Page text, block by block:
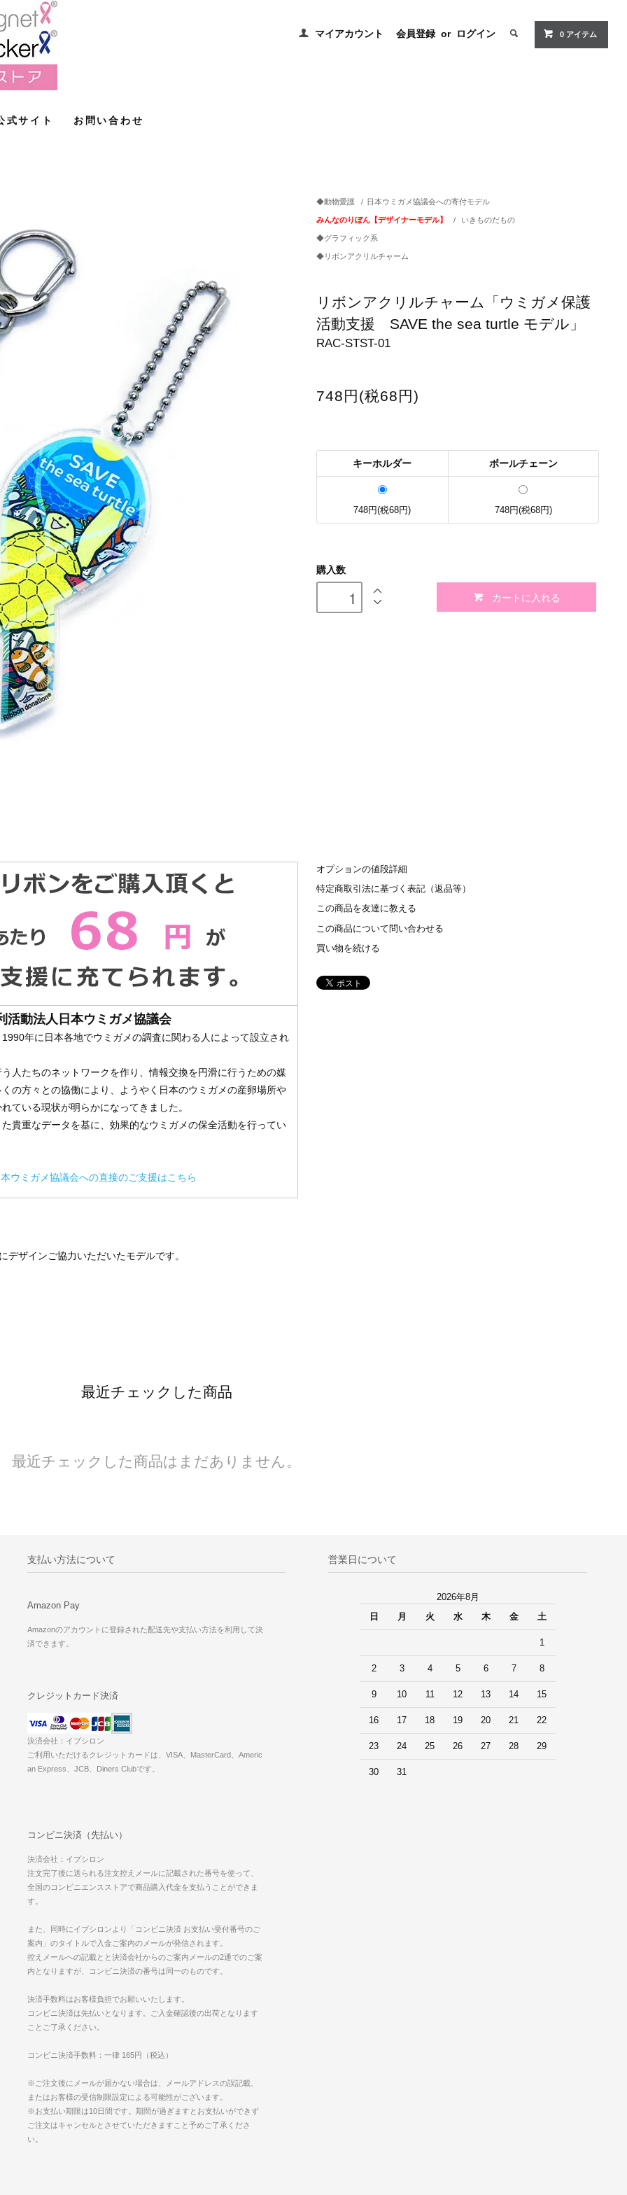
マイアカウント 会員登録 or ログイン 0 アイテム
式サイト お問い合わせ
◆動物愛護 / 日本ウミガメ協議会への寄付モデル
みんなのりぼん【デザイナーモデル】 / いきものだもの
◆グラフィック系
◆リボンアクリルチャーム
リボンアクリルチャーム「ウミガメ保護
活動支援 SAVE the sea turtle モデル」
RAC-STST-01
748円(税68円)
キーホルダー ボールチェーン
748円(税68円) 748円(税68円)
購入数
カートに入れる
活動法人日本ウミガメ協議会
年に日本各地でウミガメの調査に関わる人によって設立され
人たちのネットワークを作り、情報交換を円滑に行うための媒
の方々との協働により、ようやく日本のウミガメの産卵場所や
ている現状が明らかになってきました。
貴重なデータを基に、効果的なウミガメの保全活動を行ってい
ウミガメ協議会への直接のご支援はこちら
ザインご協力いただいたモデルです。
オプションの値段詳細
特定商取引法に基づく表記（返品等）
この商品を友達に教える
この商品について問い合わせる
買い物を続ける
最近チェックした商品
最近チェックした商品はまだありません。
支払い方法について
Amazon Pay
Amazonのアカウントに登録された配送先や支払い方法を利用して決
済できます。
クレジットカード決済
決済会社：イプシロン
ご利用いただけるクレジットカードは、VISA、MasterCard、Americ
an Express、JCB、Diners Clubです。
コンビニ決済（先払い）
決済会社：イプシロン
注文完了後に送られる注文控えメールに記載された番号を使って、
全国のコンビニエンスストアで商品購入代金を支払うことができま
す。
また、同時にイプシロンより「コンビニ決済 お支払い受付番号のご
案内」のタイトルで入金ご案内のメールが発信されます。
控えメールへの記載とと決済会社からのご案内メールの2通でのご案
内となりますが、コンビニ決済の番号は同一のものです。
決済手数料はお客様負担でお願いいたします。
コンビニ決済は先払いとなります。ご入金確認後の出荷となります
ことご了承ください。
コンビニ決済手数料：一律 165円（税込）
※ご注文後にメールが届かない場合は、メールアドレスの誤記載、
またはお客様の受信制限設定による可能性がございます。
※お支払い期限は10日間です。期間が過ぎますとお支払いができず
ご注文はキャンセルとさせていただきますこと予めご了承くださ
い。
営業日について
2026年8月
日
月 火 水 木 金 土
1
2 3 4 5 6 7 8
9 10 11 12 13 14 15
16 17 18 19 20 21 22
23 24 25 26 27 28 29
30 31